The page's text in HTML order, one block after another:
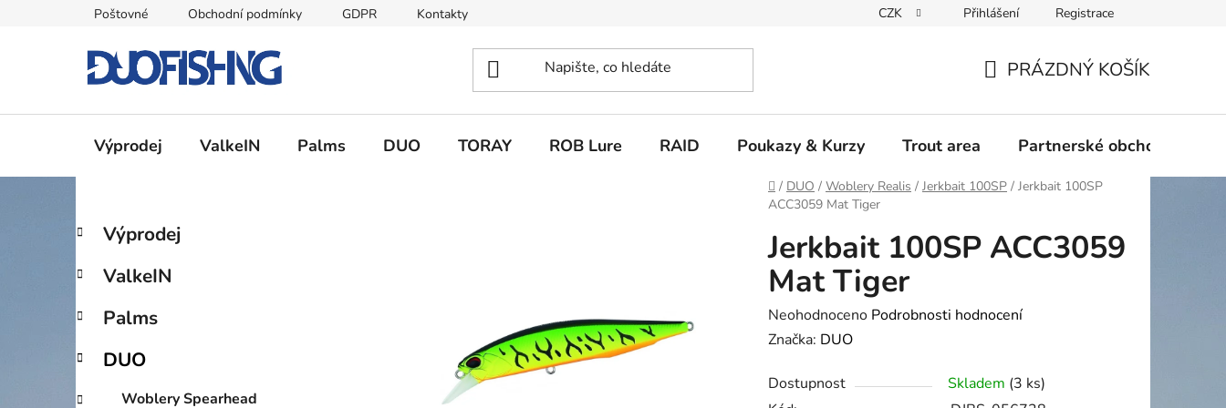
Poštovné Obchodní podmínky GDPR Kontakty CZK Přihlášení Registrace
KOŠÍK
PRÁZDNÝ KOŠÍK
Výprodej ValkeIN Palms DUO TORAY ROB Lure RAID Poukazy & Kurzy Trout area Partnerské obchody
Domů
/ DUO / Woblery Realis / Jerkbait 100SP / Jerkbait 100SP
ACC3059 Mat Tiger
P
s
r
n
n
Přeskočit
kategorie
K
a
e
o
i
Výprodej
ValkeIN
Palms
DUO
Woblery Spearhead
Jerkbait 100SP ACC3059
Mat Tiger
Průměrné
hodnocení
je
Neohodnoceno Podrobnosti hodnocení
Značka: DUO
Dostupnost Skladem (3 ks)